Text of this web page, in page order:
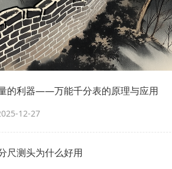
的利器——万能千分表的原理与应用
12-27
尺测头为什么好用